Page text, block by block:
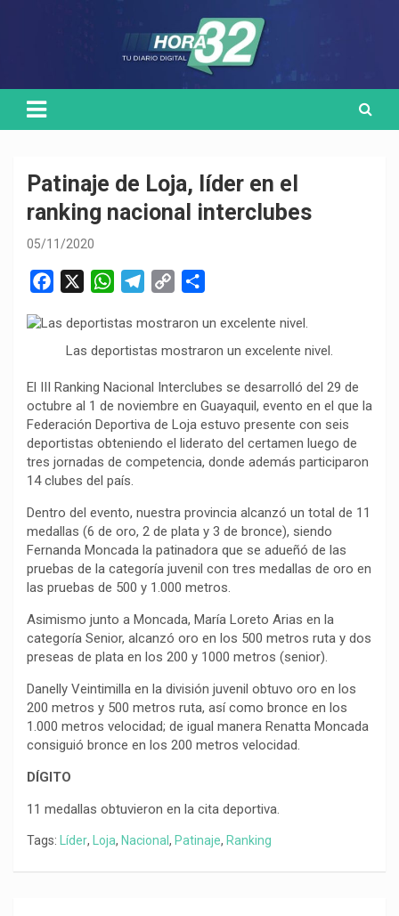
Patinaje de Loja, líder en el
ranking nacional interclubes
05/11/2020
c
o
o
k
W
a
t
A
p
p
l
e
r
a
m
p
y
i
n
k
m
p
r
t
i
r
Las deportistas mostraron un excelente nivel.
El III Ranking Nacional Interclubes se desarrolló del 29 de
octubre al 1 de noviembre en Guayaquil, evento en el que la
Federación Deportiva de Loja estuvo presente con seis
deportistas obteniendo el liderato del certamen luego de
tres jornadas de competencia, donde además participaron
14 clubes del país.
Dentro del evento, nuestra provincia alcanzó un total de 11
medallas (6 de oro, 2 de plata y 3 de bronce), siendo
Fernanda Moncada la patinadora que se adueñó de las
pruebas de la categoría juvenil con tres medallas de oro en
las pruebas de 500 y 1.000 metros.
Asimismo junto a Moncada, María Loreto Arias en la
categoría Senior, alcanzó oro en los 500 metros ruta y dos
preseas de plata en los 200 y 1000 metros (senior).
Danelly Veintimilla en la división juvenil obtuvo oro en los
200 metros y 500 metros ruta, así como bronce en los
1.000 metros velocidad; de igual manera Renatta Moncada
consiguió bronce en los 200 metros velocidad.
DÍGITO
11 medallas obtuvieron en la cita deportiva.
Tags: Líder, Loja, Nacional , Patinaje, Ranking